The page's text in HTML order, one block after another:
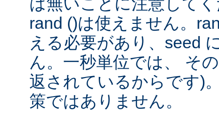
rand ()は使えません。
える必要があり、seed
ん。一秒単位では、 そ
返されているからです)
策ではありません。